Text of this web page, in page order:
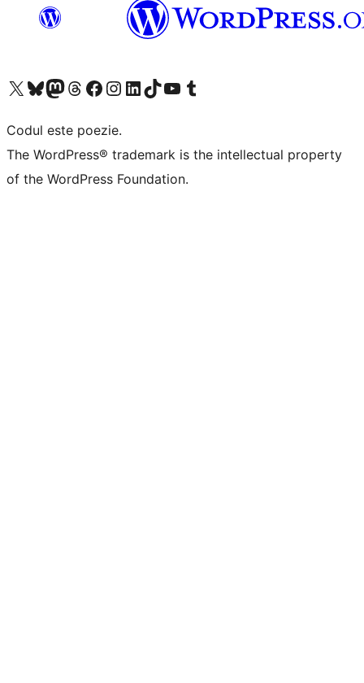
Mergi la contul nostru X (fost Twitter)
Vizitează contul nostru Bluesky
Vizitează contul nostru Mastodon
Vizitează contul nostru Threads
Vizitează pagina noastră Facebook
Vizitează-ne pe Instagram
Vizitează-ne pe LinkedIn
Vizitează contul nostru TikTok
Vizitează canalul nostru YouTube
Vizitează contul nostru Tumblr
Codul este poezie.
The WordPress® trademark is the intellectual property
of the WordPress Foundation.